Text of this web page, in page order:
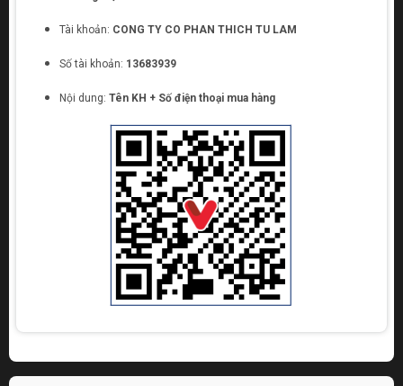
Tài khoản: CONG TY CO PHAN THICH TU LAM
Số tài khoản: 13683939
Nội dung: Tên KH + Số điện thoại mua hàng